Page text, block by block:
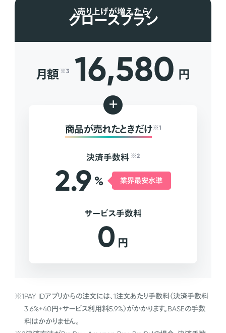
売り上げが増えたら
グロースプラン
月額 ※3 16,580 円
+
商品が売れたときだけ ※1
決済手数料 ※2
2.9 % 業界最安水準
サービス手数料
0 円
※1PAY IDアプリからの注文には、1注文あたり手数料（決済手数料
3.6%+40円+サービス利用料5.9%）がかかります。BASEの手数
料はかかりません。